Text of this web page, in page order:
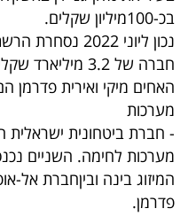
פרסמו
באייס
עקבו
אחרינו:
בכ-100מיליון שקלים.
נכון ליוני
חברה של 3.2 מיליארד שקלים.
האחים מיקי ואירית
מערכות
- חברת ביטחונית ישראלית
המיזוג בינה וביןחברת
פדרמן.